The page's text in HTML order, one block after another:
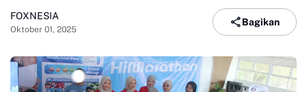
FOXNESIA
Oktober 01, 2025
Bagikan